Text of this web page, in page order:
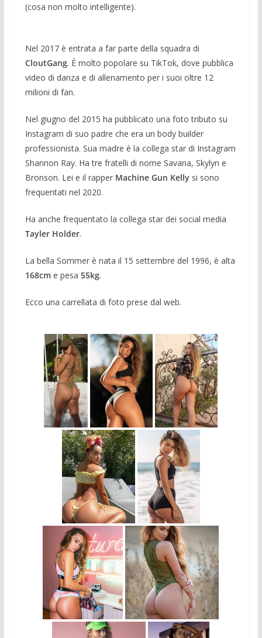
(cosa non molto intelligente).
Nel 2017 è entrata a far parte della squadra di
CloutGang. È molto popolare su TikTok, dove pubblica
video di danza e di allenamento per i suoi oltre 12
milioni di fan.
Nel giugno del 2015 ha pubblicato una foto tributo su
Instagram di suo padre che era un body builder
professionista. Sua madre è la collega star di Instagram
Shannon Ray. Ha tre fratelli di nome Savana, Skylyn e
Bronson. Lei e il rapper Machine Gun Kellysi sono
frequentati nel 2020.
Ha anche frequentato la collega star dei social media
Tayler Holder.
La bella Sommer è nata il 15 settembre del 1996, è alta
168cme pesa 55kg.
Ecco una carrellata di foto prese dal web.